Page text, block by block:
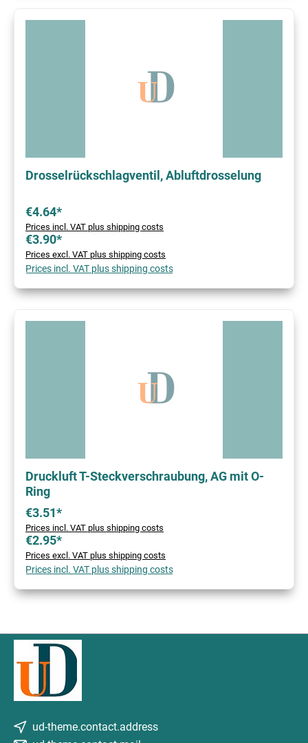
Drosselrückschlagventil, Abluftdrosselung
€4.64*
Prices incl. VAT plus shipping costs
€3.90*
Prices excl. VAT plus shipping costs
Prices incl. VAT plus shipping costs
Druckluft T-Steckverschraubung, AG mit O-
Ring
€3.51*
Prices incl. VAT plus shipping costs
€2.95*
Prices excl. VAT plus shipping costs
Prices incl. VAT plus shipping costs
ud-theme.contact.address